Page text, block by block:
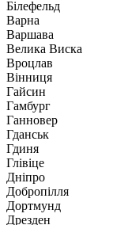
Білефельд
Варна
Варшава
Велика Виска
Вроцлав
Вінниця
Гайсин
Гамбург
Ганновер
Гданськ
Гдиня
Глівіце
Дніпро
Добропілля
Дортмунд
Дрезден